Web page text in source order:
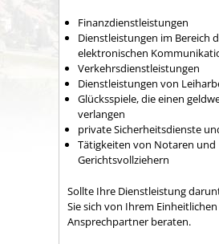
Finanzdienstleistungen
Dienstleistungen im Bereich
elektronischen
Verkehrsdienstleistungen
Dienstleistungen von
Glücksspiele, die einen
verlangen
private Sicherheitsdienste
Tätigkeiten von Notaren und
Gerichtsvollziehern
Sollte Ihre Dienstleistung
Sie sich von Ihrem Einheitlichen
Ansprechpartner beraten.